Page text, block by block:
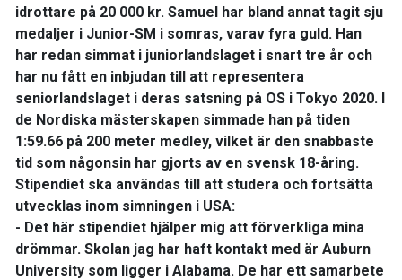
idrottare på 20 000 kr. Samuel har bland annat tagit sju
medaljer i Junior-SM i somras, varav fyra guld. Han
har redan simmat i juniorlandslaget i snart tre år och
har nu fått en inbjudan till att representera
seniorlandslaget i deras satsning på OS i Tokyo 2020. I
de Nordiska mästerskapen simmade han på tiden
1:59.66 på 200 meter medley, vilket är den snabbaste
tid som någonsin har gjorts av en svensk 18-åring.
Stipendiet ska användas till att studera och fortsätta
utvecklas inom simningen i USA:
- Det här stipendiet hjälper mig att förverkliga mina
drömmar. Skolan jag har haft kontakt med är Auburn
University som ligger i Alabama. De har ett samarbete